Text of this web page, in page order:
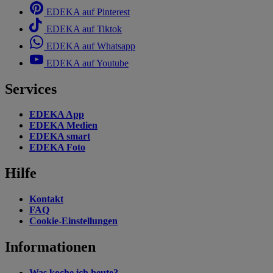
EDEKA auf Pinterest
EDEKA auf Tiktok
EDEKA auf Whatsapp
EDEKA auf Youtube
Services
EDEKA App
EDEKA Medien
EDEKA smart
EDEKA Foto
Hilfe
Kontakt
FAQ
Cookie-Einstellungen
Informationen